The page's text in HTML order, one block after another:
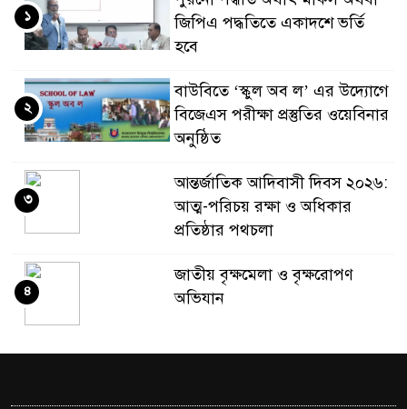
জিপিএ পদ্ধতিতে একাদশে ভর্তি
হবে
১
বাউবিতে ‘স্কুল অব ল’ এর উদ্যােগে
বিজেএস পরীক্ষা প্রস্তুতির ওয়েবিনার
অনুষ্ঠিত
২
আন্তর্জাতিক আদিবাসী দিবস ২০২৬:
আত্ম-পরিচয় রক্ষা ও অধিকার
প্রতিষ্ঠার পথচলা
৩
জাতীয় বৃক্ষমেলা ও বৃক্ষরোপণ
অভিযান
৪
‘আলফা নেট’-এর সিলভার
পেলেন ডা. সিরাজুল ইসলাম ও